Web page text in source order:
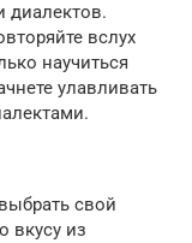
диалектов.
вслух
научиться
улавливать
свой
вкусу из